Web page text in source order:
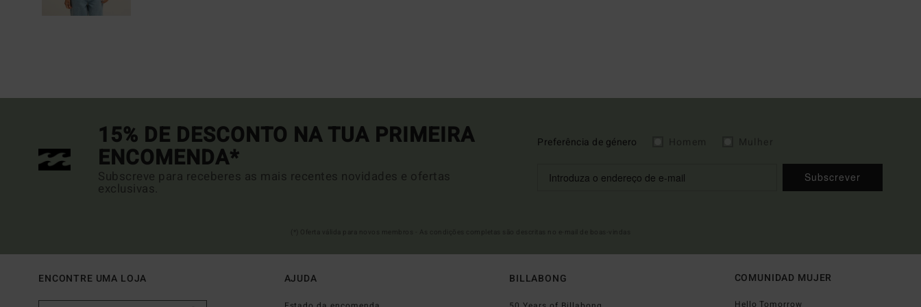
15% DE DESCONTO NA TUA PRIMEIRA
ENCOMENDA*
Subscreve para receberes as mais recentes novidades e ofertas
exclusivas.
Preferência de género
Subscrever
ENCONTRE UMA LOJA AJUDA BILLABONG COMUNIDAD MUJER
Hello Tomorrow